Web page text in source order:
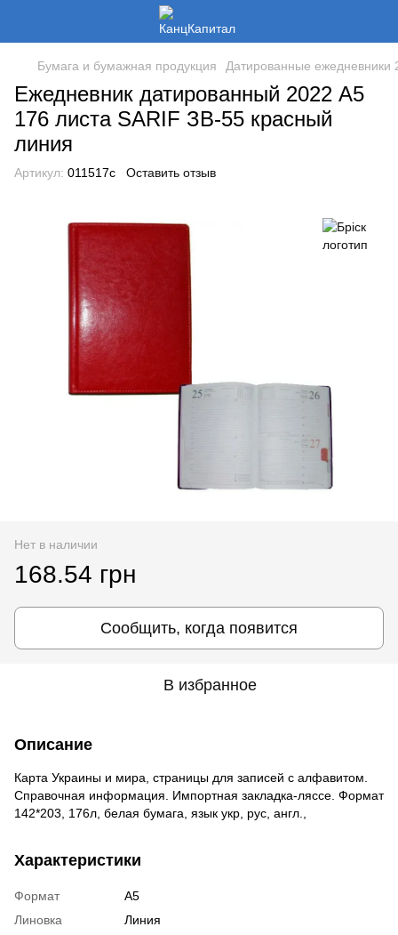
Бумага и бумажная продукция Датированные ежедневники
Ежедневник датированный 2022 А5
176 листа SARIF ЗВ-55 красный
линия
Артикул: 011517c Оставить отзыв
Нет в наличии
168.54 грн
Сообщить, когда появится
В избранное
Описание
Карта Украины и мира, страницы для записей с алфавитом.
Справочная информация. Импортная закладка-ляссе. Формат
142*203, 176л, белая бумага, язык укр, рус, англ.,
Характеристики
Формат
А5
Линовка
Линия